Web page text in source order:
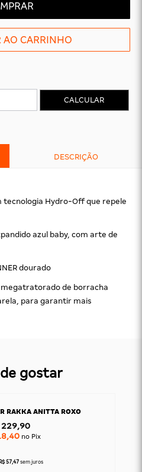
CALCULAR
DESCRIÇÃO
tecnologia Hydro-Off que repele
azul baby, com arte de
dourado
de borracha
para garantir mais
gostar
RAKKA ANITTA ROXO
229,90
no Pix
R$ 57,47 sem juros